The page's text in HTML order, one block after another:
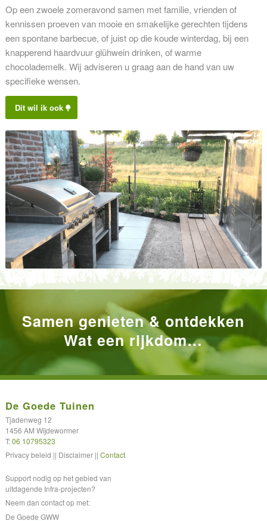
Op een zwoele zomeravond samen met familie, vrienden of
kennissen proeven van mooie en smakelijke gerechten tijdens
een spontane barbecue, of juist op die koude winterdag, bij een
knapperend haardvuur glühwein drinken, of warme
chocolademelk. Wij adviseren u graag aan de hand van uw
specifieke wensen.
Dit wil ik ook
Samen genieten & ontdekken
Wat een rijkdom…
De Goede Tuinen
Tjadenweg 12
1456 AM Wijdewormer
T:06 10795323
Privacy beleid || Disclaimer || Contact
Support nodig op het gebied van
uitdagende Infra-projecten?
Neem dan contact op met:
De Goede GWW